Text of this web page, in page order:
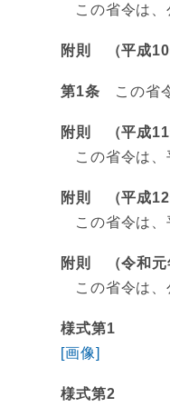
この省令は、
附則 （平成
第1条 この省
附則 （平成11
この省令は
附則 （平成12
この省令は
附則 （令和元
この省令は、
様式第1
[画像]
様式第2